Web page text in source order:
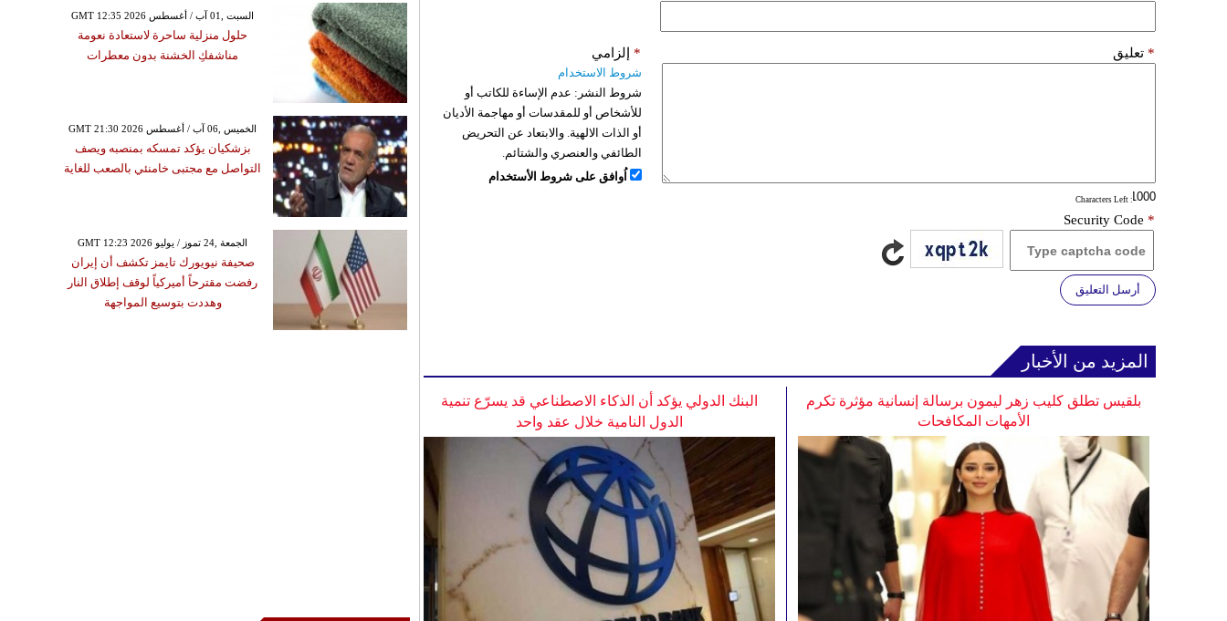
تعليق *
: Characters Left
إلزامي *
شروط الاستخدام
شروط النشر: عدم الإساءة للكاتب أو
للأشخاص أو للمقدسات أو مهاجمة الأديان
أو الذات الالهية. والابتعاد عن التحريض
الطائفي والعنصري والشتائم.
اُوافق على شروط الأستخدام
Security Code *
أرسل التعليق
المزيد من الأخبار
البنك الدولي يؤكد أن الذكاء الاصطناعي قد يسرّع تنمية
الدول النامية خلال عقد واحد
بلقيس تطلق كليب زهر ليمون برسالة إنسانية مؤثرة تكرم
الأمهات المكافحات
GMT 12:35 2026 السبت ,01 آب / أغسطس
حلول منزلية ساحرة لاستعادة نعومة
مناشفكِ الخشنة بدون معطرات
GMT 21:30 2026 الخميس ,06 آب / أغسطس
بزشكيان يؤكد تمسكه بمنصبه ويصف
التواصل مع مجتبى خامنئي بالصعب للغاية
GMT 12:23 2026 الجمعة ,24 تموز / يوليو
صحيفة نيويورك تايمز تكشف أن إيران
رفضت مقترحاً أميركياً لوقف إطلاق النار
وهددت بتوسيع المواجهة